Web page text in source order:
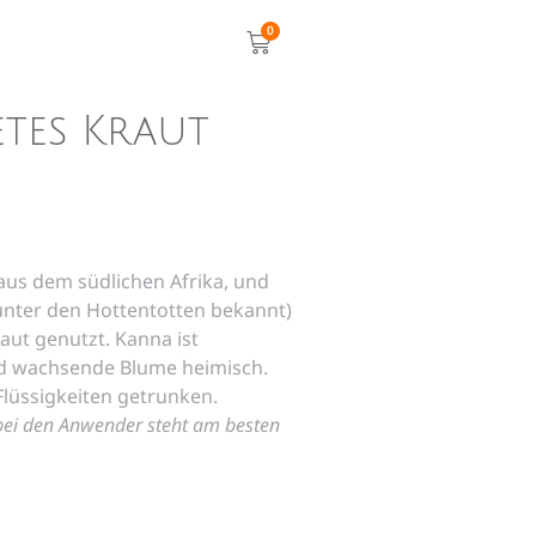
0
Kraut
dem südlichen Afrika, und
den Hottentotten bekannt)
genutzt. Kanna ist
Blume heimisch.
getrunken.
den Anwender steht am besten